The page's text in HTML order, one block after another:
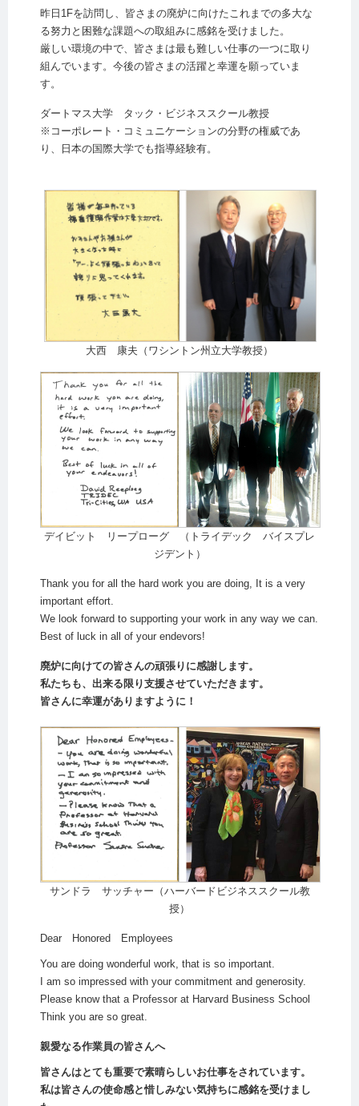
昨日1Fを訪問し、皆さまの廃炉に向けたこれまでの多大な
る努力と困難な課題への取組みに感銘を受けました。
厳しい環境の中で、皆さまは最も難しい仕事の一つに取り
組んでいます。今後の皆さまの活躍と幸運を願っていま
す。
ダートマス大学 タック・ビジネススクール教授
※コーポレート・コミュニケーションの分野の権威であ
り、日本の国際大学でも指導経験有。
大西 康夫（ワシントン州立大学教授）
デイビット リープローグ （トライデック バイスプレ
ジデント）
Thank you for all the hard work you are doing, It is a very
important effort.
We look forward to supporting your work in any way we can.
Best of luck in all of your endevors!
廃炉に向けての皆さんの頑張りに感謝します。
私たちも、出来る限り支援させていただきます。
皆さんに幸運がありますように！
サンドラ サッチャー（ハーバードビジネススクール教
授）
Dear Honored Employees
You are doing wonderful work, that is so important.
I am so impressed with your commitment and generosity.
Please know that a Professor at Harvard Business School
Think you are so great.
親愛なる作業員の皆さんへ
皆さんはとても重要で素晴らしいお仕事をされています。
私は皆さんの使命感と惜しみない気持ちに感銘を受けまし